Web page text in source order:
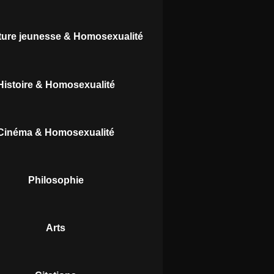
jeunesse & Homosexualité
& Homosexualité
& Homosexualité
Philosophie
Arts